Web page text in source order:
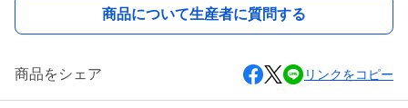
商品について生産者に質問する
商品をシェア リンクをコピー